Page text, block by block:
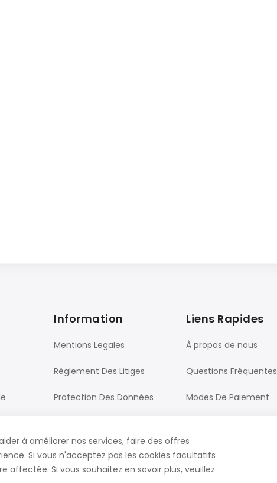
Information
Mentions Legales
Règlement Des Litiges
Protection Des Données
CGV
Liens Rapides
À propos de nous
Questions Fréquentes
Modes De Paiement
Contact
à améliorer nos services, faire des offres
Si vous n'acceptez pas les cookies facultatifs
affectée. Si vous souhaitez en savoir plus, veuillez